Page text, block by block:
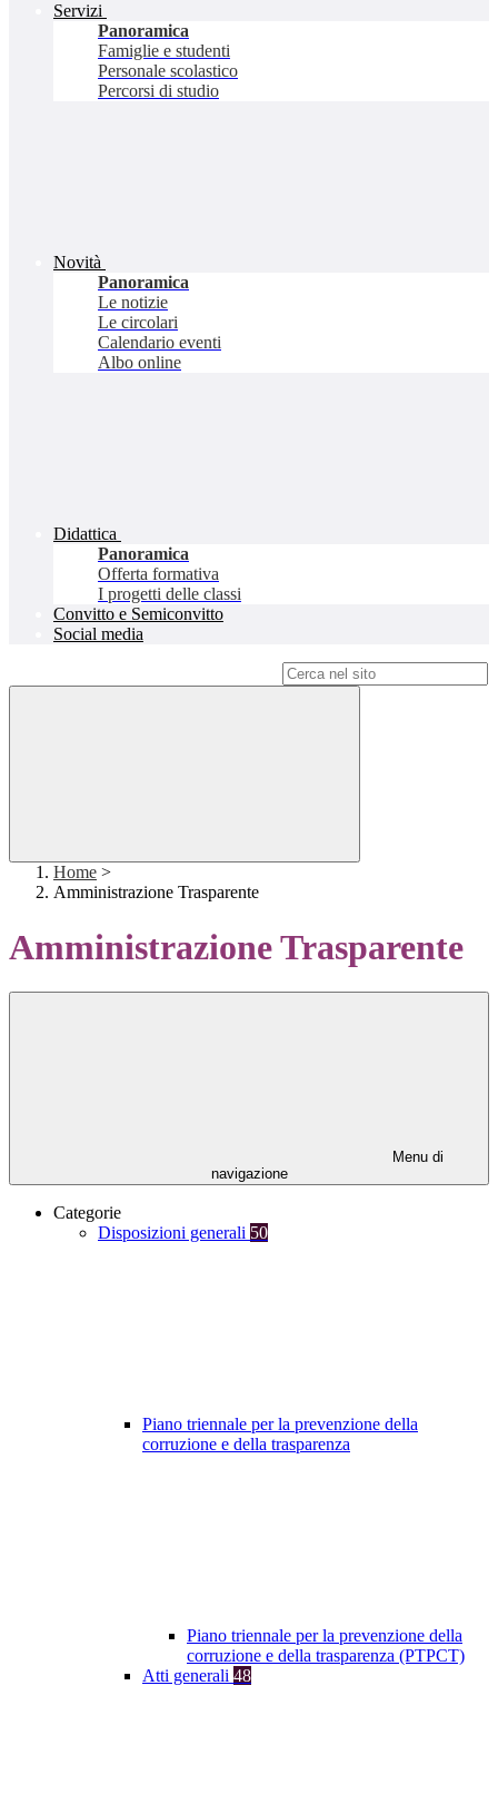
Servizi
Panoramica
Famiglie e studenti
Personale scolastico
Percorsi di studio
Novità
Panoramica
Le notizie
Le circolari
Calendario eventi
Albo online
Didattica
Panoramica
Offerta formativa
I progetti delle classi
Convitto e Semiconvitto
Social media
Home >
Amministrazione Trasparente
Amministrazione Trasparente
Menu di
navigazione
Categorie
Disposizioni generali 50
Piano triennale per la prevenzione della
corruzione e della trasparenza
Piano triennale per la prevenzione della
corruzione e della trasparenza (PTPCT)
Atti generali 48